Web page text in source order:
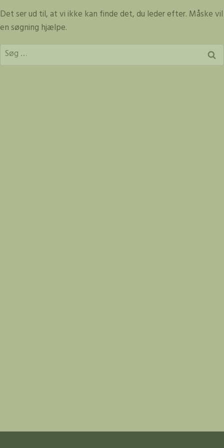
til
indhold
Det ser ud til, at vi ikke kan finde det, du leder efter. Måske vil
en søgning hjælpe.
Søg
efter: